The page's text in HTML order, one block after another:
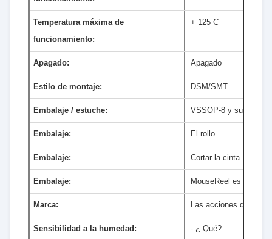
Temperatura máxima de
funcionamiento:
+ 125 C
Apagado: Apagado
Estilo de montaje: DSM/SMT
Embalaje / estuche: VSSOP-8 y sus
Embalaje: El rollo
Embalaje: Cortar la cinta
Embalaje: MouseReel es un
Marca: Las acciones de
Sensibilidad a la humedad: - ¿ Qué?